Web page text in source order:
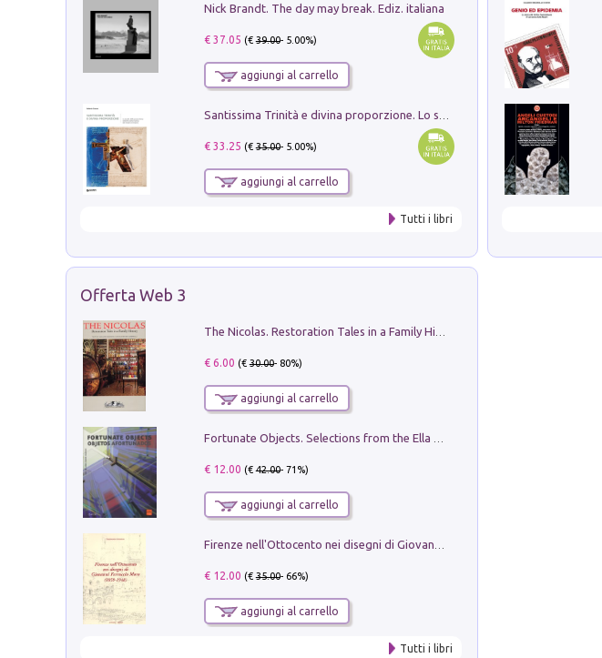
Nick Brandt. The day may break. Ediz. italiana
€ 37.05 (€39.00- 5.00%)
aggiungi al carrello
€ 33.25 (€35.00- 5.00%)
aggiungi al carrello
Tutti i libri
Offerta Web 3
€ 6.00 (€30.00- 80%)
aggiungi al carrello
€ 12.00 (€42.00- 71%)
aggiungi al carrello
€ 12.00 (€35.00- 66%)
aggiungi al carrello
Tutti i libri